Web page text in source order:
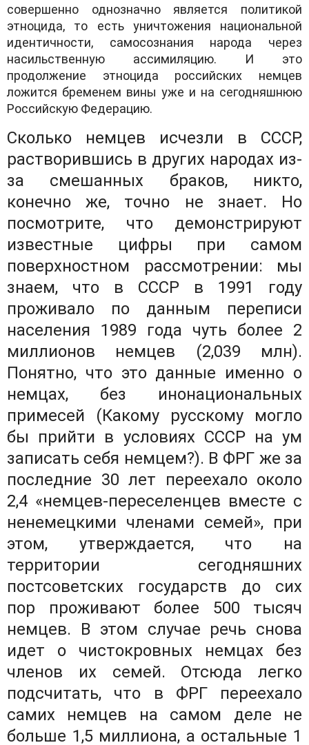
совершенно однозначно является политикой
этноцида, то есть уничтожения национальной
идентичности, самосознания народа через
насильственную ассимиляцию. И это
продолжение этноцида российских немцев
ложится бременем вины уже и на сегодняшнюю
Российскую Федерацию.
Сколько немцев исчезли в СССР,
растворившись в других народах из-
за смешанных браков, никто,
конечно же, точно не знает. Но
посмотрите, что демонстрируют
известные цифры при самом
поверхностном рассмотрении: мы
знаем, что в СССР в 1991 году
проживало по данным переписи
населения 1989 года чуть более 2
миллионов немцев (2,039 млн).
Понятно, что это данные именно о
немцах, без инонациональных
примесей (Какому русскому могло
бы прийти в условиях СССР на ум
записать себя немцем?). В ФРГ же за
последние 30 лет переехало около
2,4 «немцев-переселенцев вместе с
ненемецкими членами семей», при
этом, утверждается, что на
территории сегодняшних
постсоветских государств до сих
пор проживают более 500 тысяч
немцев. В этом случае речь снова
идет о чистокровных немцах без
членов их семей. Отсюда легко
подсчитать, что в ФРГ переехало
самих немцев на самом деле не
больше 1,5 миллиона, а остальные 1